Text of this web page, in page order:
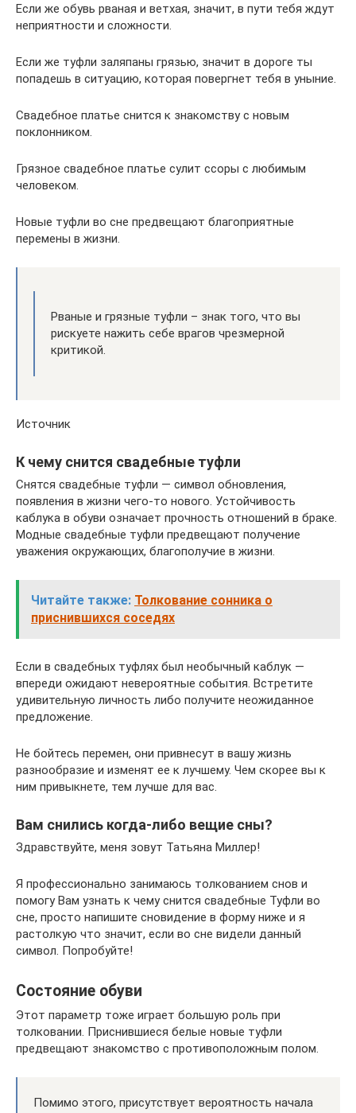
Если же обувь рваная и ветхая, значит, в пути тебя ждут
неприятности и сложности.
Если же туфли заляпаны грязью, значит в дороге ты
попадешь в ситуацию, которая повергнет тебя в уныние.
Свадебное платье снится к знакомству с новым
поклонником.
Грязное свадебное платье сулит ссоры с любимым
человеком.
Новые туфли во сне предвещают благоприятные
перемены в жизни.
Рваные и грязные туфли – знак того, что вы
рискуете нажить себе врагов чрезмерной
критикой.
Источник
К чему снится свадебные туфли
Снятся свадебные туфли — символ обновления,
появления в жизни чего-то нового. Устойчивость
каблука в обуви означает прочность отношений в браке.
Модные свадебные туфли предвещают получение
уважения окружающих, благополучие в жизни.
Читайте также: Толкование сонника о
приснившихся соседях
Если в свадебных туфлях был необычный каблук —
впереди ожидают невероятные события. Встретите
удивительную личность либо получите неожиданное
предложение.
Не бойтесь перемен, они привнесут в вашу жизнь
разнообразие и изменят ее к лучшему. Чем скорее вы к
ним привыкнете, тем лучше для вас.
Вам снились когда-либо вещие сны?
Здравствуйте, меня зовут Татьяна Миллер!
Я профессионально занимаюсь толкованием снов и
помогу Вам узнать к чему снится свадебные Туфли во
сне, просто напишите сновидение в форму ниже и я
растолкую что значит, если во сне видели данный
символ. Попробуйте!
Состояние обуви
Этот параметр тоже играет большую роль при
толковании. Приснившиеся белые новые туфли
предвещают знакомство с противоположным полом.
Помимо этого, присутствует вероятность начала